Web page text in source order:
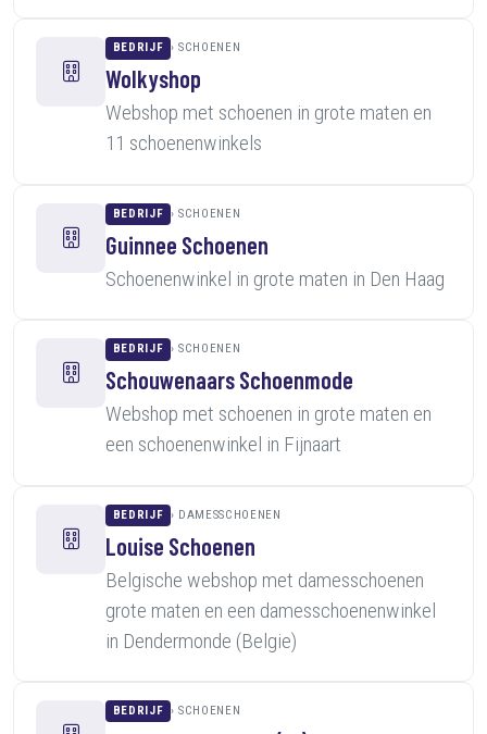
BEDRIJF SCHOENEN
Wolkyshop
Webshop met schoenen in grote maten en
11 schoenenwinkels
BEDRIJF SCHOENEN
Guinnee Schoenen
Schoenenwinkel in grote maten in Den Haag
BEDRIJF SCHOENEN
Schouwenaars Schoenmode
Webshop met schoenen in grote maten en
een schoenenwinkel in Fijnaart
BEDRIJF DAMESSCHOENEN
Louise Schoenen
Belgische webshop met damesschoenen
grote maten en een damesschoenenwinkel
in Dendermonde (Belgie)
BEDRIJF SCHOENEN